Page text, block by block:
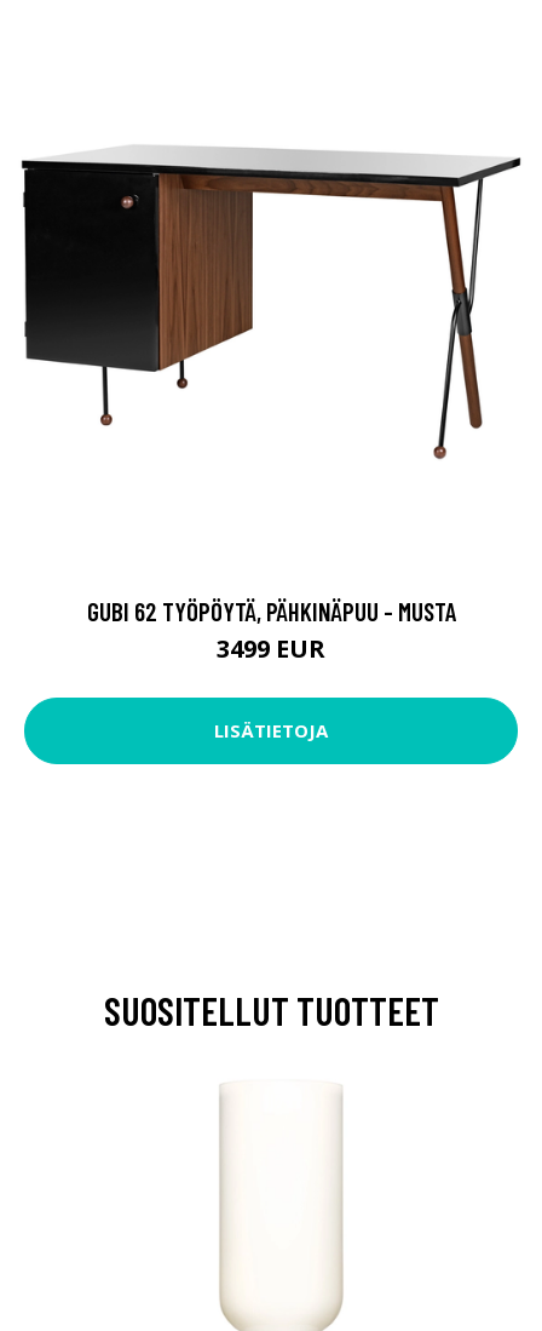
GUBI 62 TYÖPÖYTÄ, PÄHKINÄPUU - MUSTA
3499 EUR
LISÄTIETOJA
SUOSITELLUT TUOTTEET